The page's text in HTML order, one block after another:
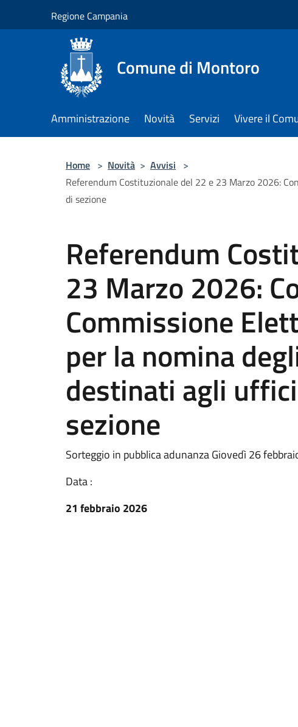
Regione Campania
Comune di Montoro
Amministrazione Novità Servizi Vivere il
Home > Novità > Avvisi >
Referendum Costituzionale del 22 e 23 Marzo 2026:
di sezione
Referendum
23 Marzo 2026:
Commissione
per la nomina
destinati agli
sezione
Sorteggio in pubblica adunanza Giovedì 26
Data :
21 febbraio 2026